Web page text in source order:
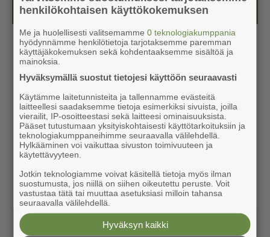
Kesälehti (ilmainen)
henkilökohtaisen käyttökokemuksen
Me ja huolellisesti valitsemamme0 teknologiakumppania
hyödynnämme henkilötietoja tarjotaksemme paremman
käyttäjäkokemuksen sekä kohdentaaksemme sisältöä ja
mainoksia.
Hyväksymällä suostut tietojesi käyttöön seuraavasti
Käytämme laitetunnisteita ja tallennamme evästeitä
laitteellesi saadaksemme tietoja esimerkiksi sivuista, joilla
vierailit, IP-osoitteestasi sekä laitteesi ominaisuuksista.
Pääset tutustumaan yksityiskohtaisesti käyttötarkoituksiin ja
teknologiakumppaneihimme seuraavalla välilehdellä.
Hylkääminen voi vaikuttaa sivuston toimivuuteen ja
käytettävyyteen.
Jotkin teknologiamme voivat käsitellä tietoja myös ilman
suostumusta, jos niillä on siihen oikeutettu peruste. Voit
vastustaa tätä tai muuttaa asetuksiasi milloin tahansa
seuraavalla välilehdellä.
Hyväksyn kaikki